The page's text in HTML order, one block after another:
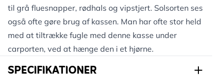
til grå fluesnapper, rødhals og vipstjert. Solsorten ses
også ofte gøre brug af kassen. Man har ofte stor held
med at tiltrække fugle med denne kasse under
carporten, ved at hænge den i et hjørne.
SPECIFIKATIONER